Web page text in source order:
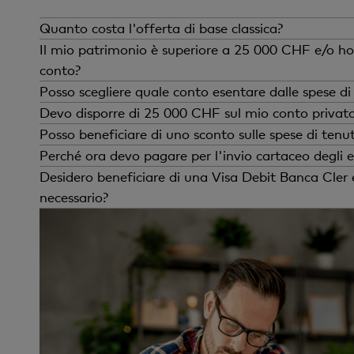
Quanto costa l'offerta di base classica?
Il conto privato in CHF della Banca
avere in conto e in deposito
o
con un’ipoteca o un credito di
e
Il mio patrimonio è superiore a 25 000 CHF e/o
conto?
I motivi possono essere i seguenti:
Il mese precedente il patrimonio
Pssiede un altro conto gratuito
basso è gratuita.
Posso scegliere quale conto esentare dalle spese
Se soddisfa i criteri per beneficiare
desidera esentare un altro conto
Devo disporre di 25 000 CHF sul mio conto
No, ai fini dello sconto viene preso
Posso beneficiare di uno sconto sulle spese di
No. La tassa per i documenti fisici
sconto. Le spese di tenuta del
Perché ora devo pagare per l'invio cartaceo degli
In precedenza, l'invio cartaceo era
Desidero beneficiare di una Visa Debit Banca
necessario?
Al momento dell'addebito delle
mesi sia sempre stato superiore a 25